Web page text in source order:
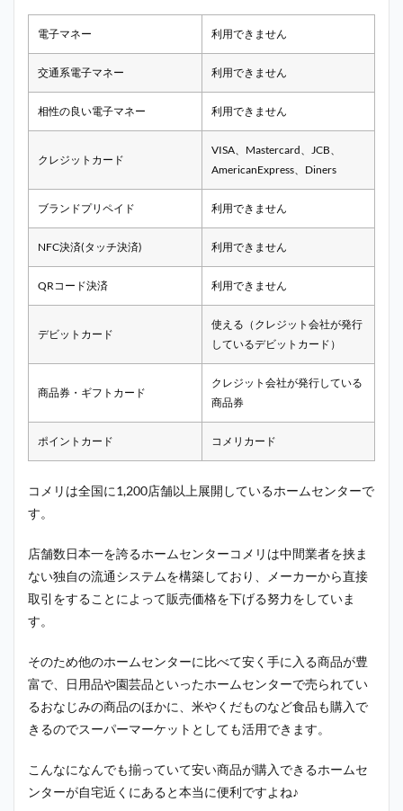
電子マネー 利用できません
交通系電子マネー 利用できません
相性の良い電子マネー 利用できません
クレジットカード
VISA、Mastercard、JCB、
AmericanExpress、Diners
ブランドプリペイド 利用できません
NFC決済(タッチ決済) 利用できません
QRコード決済 利用できません
デビットカード
使える（クレジット会社が発行
しているデビットカード）
商品券・ギフトカード
クレジット会社が発行している
商品券
ポイントカード コメリカード
コメリは全国に1,200店舗以上展開しているホームセンターで
す。
店舗数日本一を誇るホームセンターコメリは中間業者を挟ま
ない独自の流通システムを構築しており、メーカーから直接
取引をすることによって販売価格を下げる努力をしていま
す。
そのため他のホームセンターに比べて安く手に入る商品が豊
富で、日用品や園芸品といったホームセンターで売られてい
るおなじみの商品のほかに、米やくだものなど食品も購入で
きるのでスーパーマーケットとしても活用できます。
こんなになんでも揃っていて安い商品が購入できるホームセ
ンターが自宅近くにあると本当に便利ですよね♪